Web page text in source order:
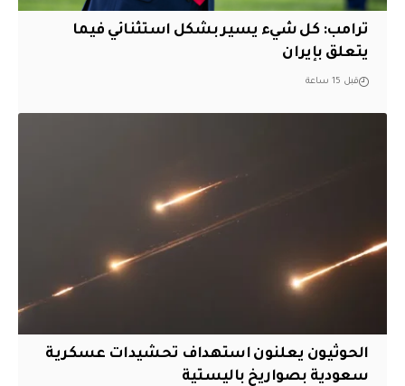
ترامب: كل شيء يسير بشكل استثنائي فيما
يتعلق بإيران
قبل 15 ساعة
الحوثيون يعلنون استهداف تحشيدات عسكرية
سعودية بصواريخ باليستية